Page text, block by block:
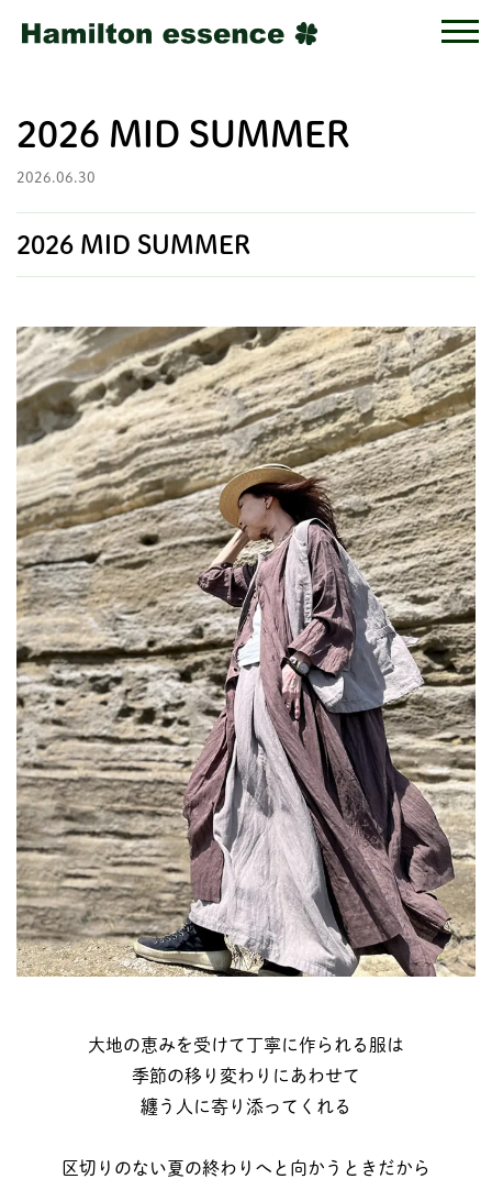
2026 MID SUMMER
2026.06.30
2026 MID SUMMER
大地の恵みを受けて丁寧に作られる服は
季節の移り変わりにあわせて
纏う人に寄り添ってくれる
区切りのない夏の終わりへと向かうときだから